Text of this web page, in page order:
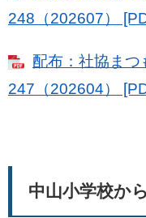
248（202607）
配布：社協ま
247（202604）
中山小学校から